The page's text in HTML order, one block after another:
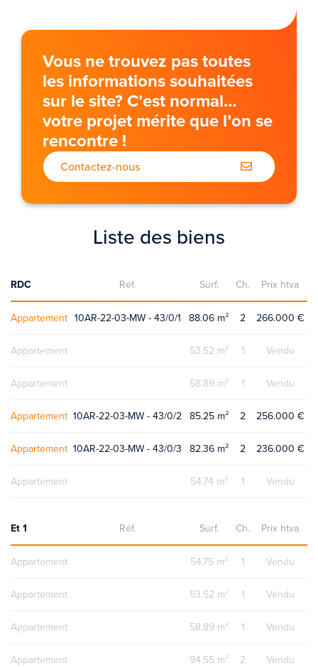
Vous ne trouvez pas toutes
les informations souhaitées
sur le site? C’est normal…
votre projet mérite que l’on se
rencontre !
Contactez-nous
Liste des biens
RDC Réf. Surf. Ch. Prix htva
Appartement 10AR-22-03-MW - 43/0/1 88.06 m² 2 266.000 €
Appartement 53.52 m² 1 Vendu
Appartement 58.89 m² 1 Vendu
Appartement 10AR-22-03-MW - 43/0/2 85.25 m² 2 256.000 €
Appartement 10AR-22-03-MW - 43/0/3 82.36 m² 2 236.000 €
Appartement 54.74 m² 1 Vendu
Et 1 Réf. Surf. Ch. Prix htva
Appartement 54.75 m² 1 Vendu
Appartement 53.52 m² 1 Vendu
Appartement 58.89 m² 1 Vendu
Appartement 94.55 m² 2 Vendu